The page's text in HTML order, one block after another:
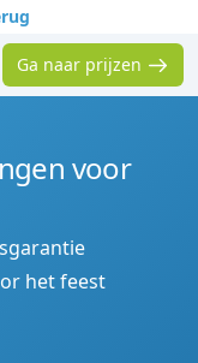
Ga naar prijzen
voor
het feest